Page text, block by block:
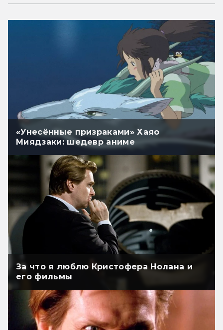
«Унесённые призраками» Хаяо
Миядзаки: шедевр аниме
За что я люблю Кристофера Нолана и
его фильмы